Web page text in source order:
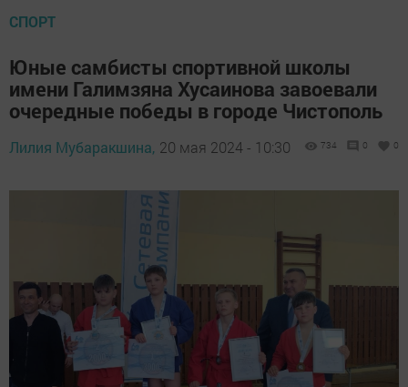
СПОРТ
Юные самбисты спортивной школы
имени Галимзяна Хусаинова завоевали
очередные победы в городе Чистополь
Лилия Мубаракшина, 20 мая 2024 - 10:30 734 0 0